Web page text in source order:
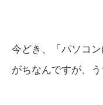
今どき、「パソコ
がちなんですが、